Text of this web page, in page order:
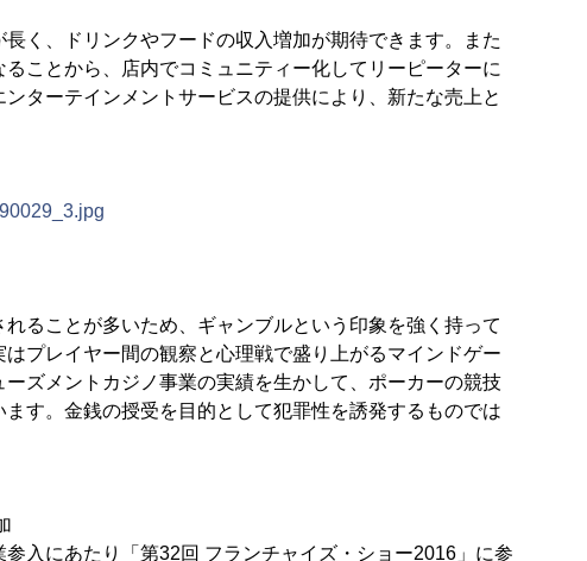
く、ドリンクやフードの収入増加が期待できます。また
ことから、店内でコミュニティー化してリーピーターに
ターテインメントサービスの提供により、新たな売上と
ることが多いため、ギャンブルという印象を強く持って
プレイヤー間の観察と心理戦で盛り上がるマインドゲー
ズメントカジノ事業の実績を生かして、ポーカーの競技
す。金銭の授受を目的として犯罪性を誘発するものでは
入にあたり「第32回 フランチャイズ・ショー2016」に参